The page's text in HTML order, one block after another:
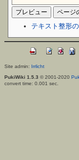
テキスト整形
Site admin: Irrlicht
PukiWiki 1.5.3 © 2001-2020
convert time: 0.001 sec.